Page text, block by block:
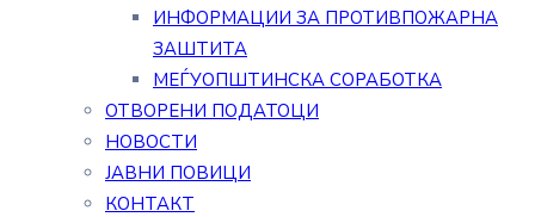
ИНФОРМАЦИИ ЗА ПРОТИВПОЖАРНА
ЗАШТИТА
МЕЃУОПШТИНСКА СОРАБОТКА
ОТВОРЕНИ ПОДАТОЦИ
НОВОСТИ
ЈАВНИ ПОВИЦИ
КОНТАКТ